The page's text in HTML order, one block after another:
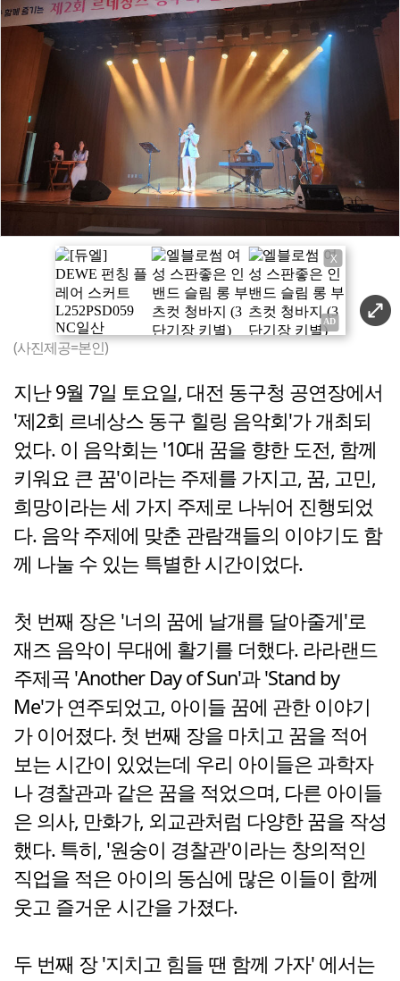
X
(사진제공=본인)
지난 9월 7일 토요일, 대전 동구청 공연장에서
'제2회 르네상스 동구 힐링 음악회'가 개최되
었다. 이 음악회는 '10대 꿈을 향한 도전, 함께
키워요 큰 꿈'이라는 주제를 가지고, 꿈, 고민,
희망이라는 세 가지 주제로 나뉘어 진행되었
다. 음악 주제에 맞춘 관람객들의 이야기도 함
께 나눌 수 있는 특별한 시간이었다.
첫 번째 장은 '너의 꿈에 날개를 달아줄게'로
재즈 음악이 무대에 활기를 더했다. 라라랜드
주제곡 'Another Day of Sun'과 'Stand by
Me'가 연주되었고, 아이들 꿈에 관한 이야기
가 이어졌다. 첫 번째 장을 마치고 꿈을 적어
보는 시간이 있었는데 우리 아이들은 과학자
나 경찰관과 같은 꿈을 적었으며, 다른 아이들
은 의사, 만화가, 외교관처럼 다양한 꿈을 작성
했다. 특히, '원숭이 경찰관'이라는 창의적인
직업을 적은 아이의 동심에 많은 이들이 함께
웃고 즐거운 시간을 가졌다.
두 번째 장 '지치고 힘들 땐 함께 가자' 에서는